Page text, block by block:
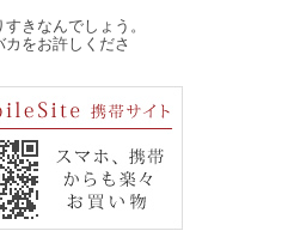
きなんでしょう。
カをお許しくださ